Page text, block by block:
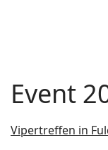
Event
Vipertreffen in